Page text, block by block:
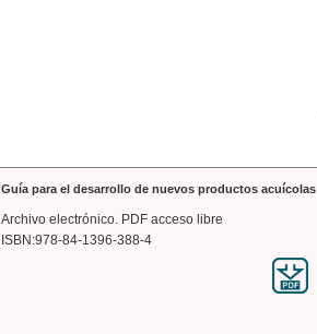
Guía para el desarrollo de nuevos productos acuícolas
Archivo electrónico. PDF acceso libre
ISBN:978-84-1396-388-4